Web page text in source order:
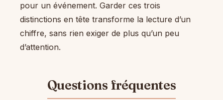
pour un événement. Garder ces trois
distinctions en tête transforme la lecture d’un
chiffre, sans rien exiger de plus qu’un peu
d’attention.